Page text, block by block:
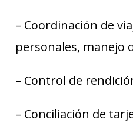
– Coordinación de
personales, manejo
– Control de
– Conciliación de